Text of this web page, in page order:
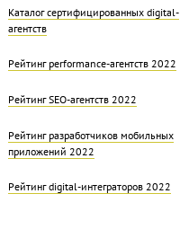
Каталог сертифицированных digital-
агентств
Рейтинг performance-агентств 2022
Рейтинг SEO-агентств 2022
Рейтинг разработчиков мобильных
приложений 2022
Рейтинг digital-интеграторов 2022